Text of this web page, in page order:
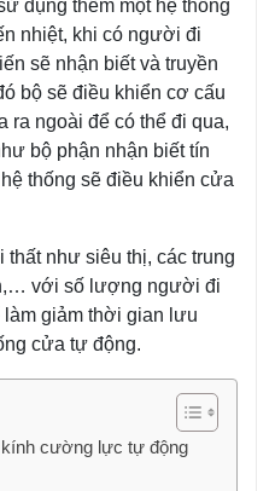
dụng thêm một hệ thống
nhiệt, khi có người đi
sẽ nhận biết và truyền
bộ sẽ điều khiển cơ cấu
ra ngoài để có thể đi qua,
bộ phận nhận biết tín
thống sẽ điều khiển cửa
thất như siêu thị, các trung
với số lượng người đi
làm giảm thời gian lưu
cửa tự động.
cường lực tự động